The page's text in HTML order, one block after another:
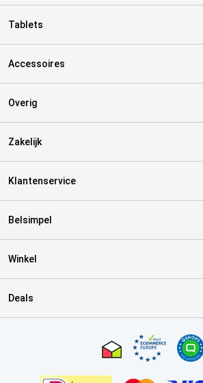
Tablets
Accessoires
Overig
Zakelijk
Klantenservice
Belsimpel
Winkel
Deals